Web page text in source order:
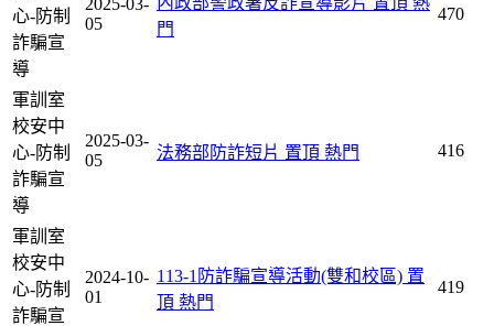
心-防制
詐騙宣
導
05
門
470
軍訓室
校安中
心-防制
詐騙宣
導
2025-03-
05
法務部防詐短片 置頂 熱門 416
軍訓室
校安中
心-防制
詐騙宣
2024-10-
01
113-1防詐騙宣導活動(雙和校區) 置
頂 熱門
419